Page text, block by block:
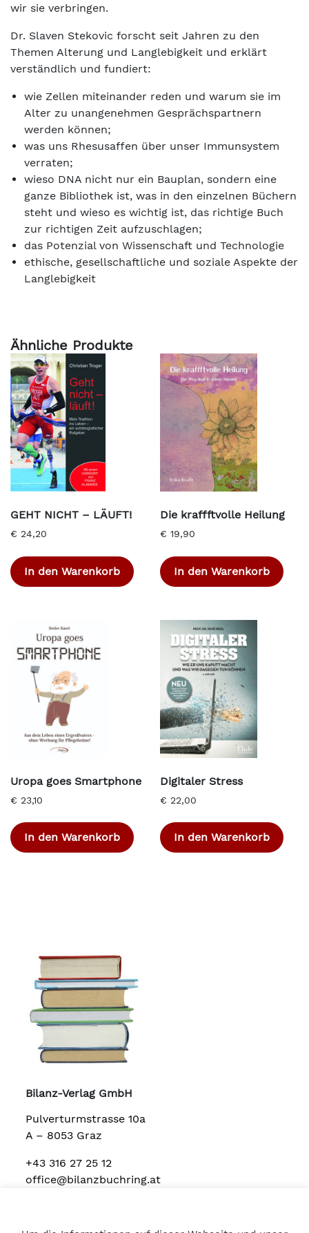
wir sie verbringen.
Dr. Slaven Stekovic forscht seit Jahren zu den
Themen Alterung und Langlebigkeit und erklärt
verständlich und fundiert:
wie Zellen miteinander reden und warum sie im
Alter zu unangenehmen Gesprächspartnern
werden können;
was uns Rhesusaffen über unser Immunsystem
verraten;
wieso DNA nicht nur ein Bauplan, sondern eine
ganze Bibliothek ist, was in den einzelnen Büchern
steht und wieso es wichtig ist, das richtige Buch
zur richtigen Zeit aufzuschlagen;
das Potenzial von Wissenschaft und Technologie
ethische, gesellschaftliche und soziale Aspekte der
Langlebigkeit
Ähnliche Produkte
GEHT NICHT – LÄUFT!
€ 24,20
In den Warenkorb
Die kraffftvolle Heilung
€ 19,90
In den Warenkorb
Uropa goes Smartphone
€ 23,10
In den Warenkorb
Digitaler Stress
€ 22,00
In den Warenkorb
Bilanz-Verlag GmbH
Pulverturmstrasse 10a
A – 8053 Graz
+43 316 27 25 12
office@bilanzbuchring.at